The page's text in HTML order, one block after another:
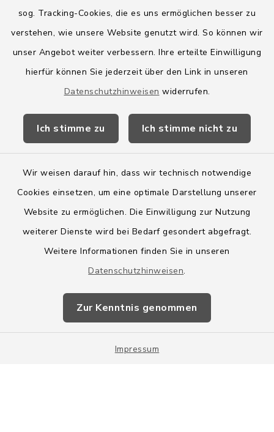
sog. Tracking-Cookies, die es uns ermöglichen besser zu
verstehen, wie unsere Website genutzt wird. So können wir
unser Angebot weiter verbessern. Ihre erteilte Einwilligung
hierfür können Sie jederzeit über den Link in unseren
Datenschutzhinweisen widerrufen.
Ich stimme zu Ich stimme nicht zu
Wir weisen darauf hin, dass wir technisch notwendige
Cookies einsetzen, um eine optimale Darstellung unserer
Website zu ermöglichen. Die Einwilligung zur Nutzung
weiterer Dienste wird bei Bedarf gesondert abgefragt.
Weitere Informationen finden Sie in unseren
Datenschutzhinweisen.
Zur Kenntnis genommen
Impressum
Quicklinks
Amt Boostedt-Rickling
Amtsbroschüre
Wege-Zweckverband
Barrierefreiheit
Impressum
Sitemap